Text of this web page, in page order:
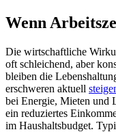
Wenn
Die wirtschaftliche
oft schleichend, aber
bleiben die
erschweren aktuell
bei Energie, Mieten und
ein reduziertes
im Haushaltsbudget.